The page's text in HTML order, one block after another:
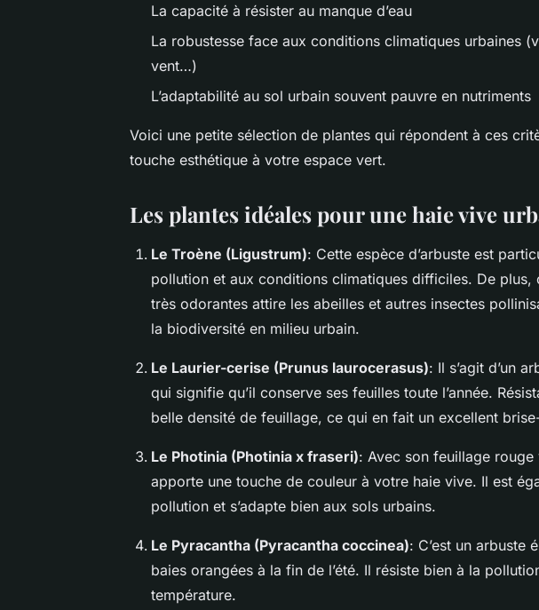
La capacité à résister au manque d’eau
La robustesse face aux conditions climatiques urbaines
vent…)
L’adaptabilité au sol urbain souvent pauvre en nutriments
Voici une petite sélection de plantes qui répondent à ces
touche esthétique à votre espace vert.
Les plantes idéales pour une haie vive
Le Troène (Ligustrum): Cette espèce d’arbuste est
pollution et aux conditions climatiques difficiles. De plus,
très odorantes attire les abeilles et autres insectes
la biodiversité en milieu urbain.
Le Laurier-cerise (Prunus laurocerasus): Il s’agit d’un
qui signifie qu’il conserve ses feuilles toute l’année.
belle densité de feuillage, ce qui en fait un excellent
Le Photinia (Photinia x fraseri): Avec son feuillage
apporte une touche de couleur à votre haie vive. Il est
pollution et s’adapte bien aux sols urbains.
Le Pyracantha (Pyracantha coccinea): C’est un arbuste
baies orangées à la fin de l’été. Il résiste bien à la
température.